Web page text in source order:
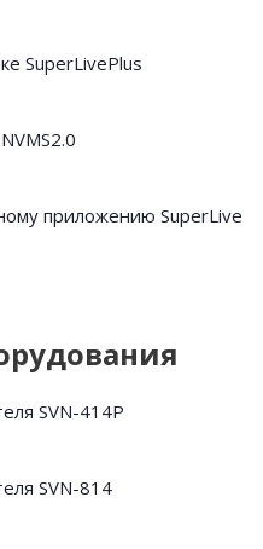
SuperLivePlus
приложению SuperLive
SVN-414P
SVN-814